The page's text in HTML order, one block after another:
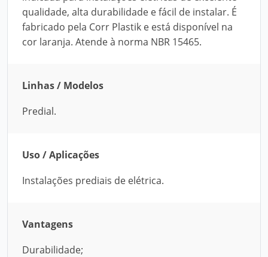
qualidade, alta durabilidade e fácil de instalar. É
fabricado pela Corr Plastik e está disponível na
cor laranja. Atende à norma NBR 15465.
Linhas / Modelos
Predial.
Uso / Aplicações
Instalações prediais de elétrica.
Vantagens
Durabilidade;